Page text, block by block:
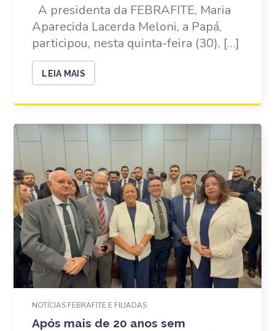
A presidenta da FEBRAFITE, Maria
Aparecida Lacerda Meloni, a Papá,
participou, nesta quinta-feira (30), […]
LEIA MAIS
NOTÍCIAS FEBRAFITE E FILIADAS
Após mais de 20 anos sem